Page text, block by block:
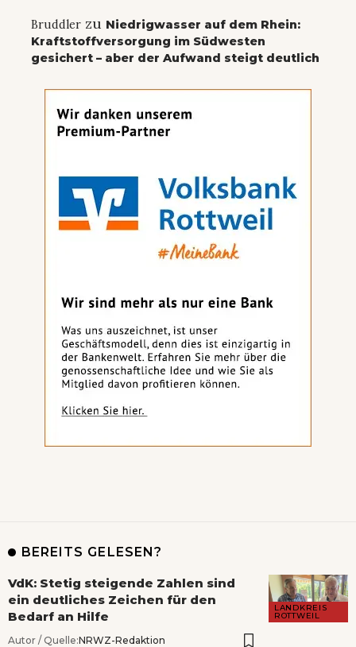
Bruddler zu Niedrigwasser auf dem Rhein:
Kraftstoffversorgung im Südwesten
gesichert – aber der Aufwand steigt deutlich
BEREITS GELESEN?
LANDKREIS
ROTTWEIL
VdK: Stetig steigende Zahlen sind
ein deutliches Zeichen für den
Bedarf an Hilfe
Autor / Quelle:NRWZ-Redaktion